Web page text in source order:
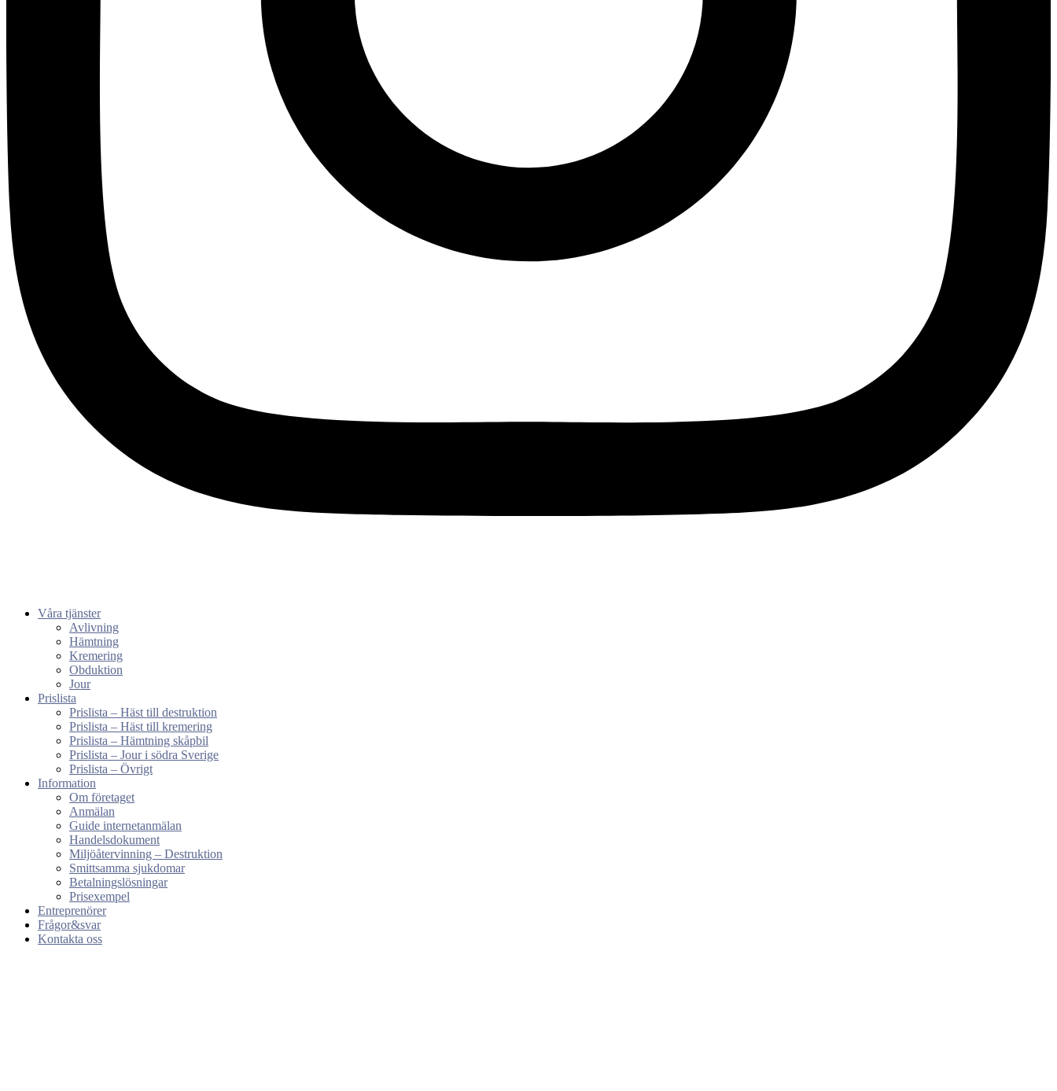
Våra tjänster
Avlivning
Hämtning
Kremering
Obduktion
Jour
Prislista
Prislista – Häst till destruktion
Prislista – Häst till kremering
Prislista – Hämtning skåpbil
Prislista – Jour i södra Sverige
Prislista – Övrigt
Information
Om företaget
Anmälan
Guide internetanmälan
Handelsdokument
Miljöåtervinning – Destruktion
Smittsamma sjukdomar
Betalningslösningar
Prisexempel
Entreprenörer
Frågor&svar
Kontakta oss